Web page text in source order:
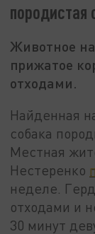
Животное
прижатое
отходами.
Найденная
собака
Местная
Нестеренко
неделе.
отходами и
30 минут